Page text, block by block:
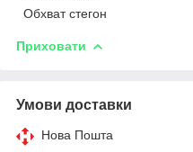
Обхват стегон
Приховати
Умови доставки
Нова Пошта